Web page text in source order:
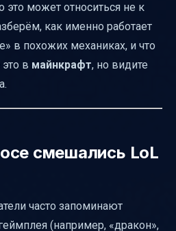
вы реально ищете “LoL-
Minecraft
минуту понять
версии
это может относиться не к
как именно работает
в похожих механиках, и что
в майнкрафт, но видите
смешались LoL
часто запоминают
(например, «дракон»,